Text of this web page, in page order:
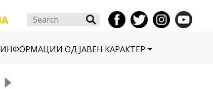
Search
ИНФОРМАЦИИ ОД ЈАВЕН КАРАКТЕР